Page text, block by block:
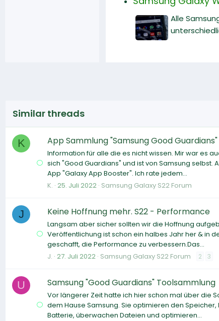
Alle
Similar threads
K App Sammlung "Samsung Good
Information für alle die es nicht wissen. Mir war es
sich "Good Guardians" und ist von Samsung
App "Galaxy App Booster". Ich rate jedem...
K. 25. Juli 2022 Samsung Galaxy S22 Forum
J Keine Hoffnung mehr. S22 - Performance
Langsam aber sicher sollten wir die Hoffnung
Veröffentlichung ist schon ein halbes Jahr her & in
geschafft, die Performance zu verbessern.Das...
J. 27. Juli 2022 Samsung Galaxy S22 Forum 2 3
U Samsung "Good Guardians" Toolsammlung
Vor längerer Zeit hatte ich hier schon mal über die
dem Hause Samsung. Sie optimieren den
Batterie, überwachen Dateien und optimieren...